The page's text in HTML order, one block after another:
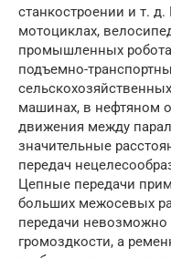
станкостроении и т.
мотоциклах,
промышленных
подъемно-
машинах, в нефтяном
движения между
значительные
передач
Цепные передачи
больших межосевых
передачи невозможно
громоздкости, а